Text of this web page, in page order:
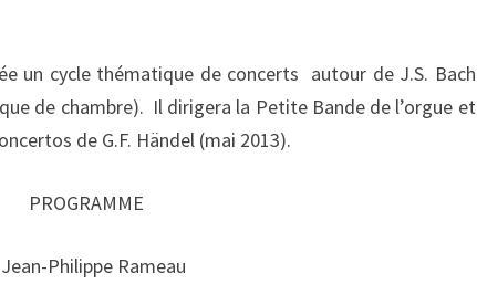
un cycle thématique de concerts autour de J.S. Bach
de chambre). Il dirigera la Petite Bande de l’orgue et
de G.F. Händel (mai 2013).
PROGRAMME
Philippe Rameau